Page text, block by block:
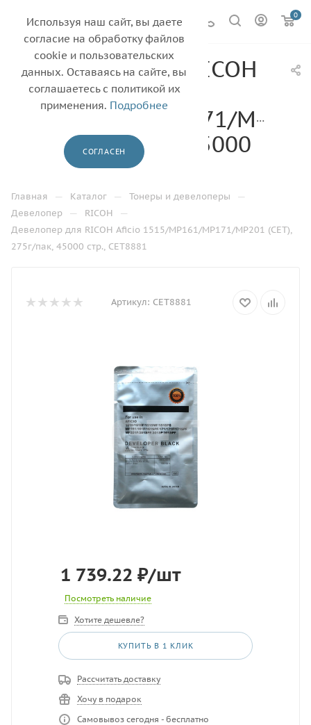
0
Девелопер для RICOH
Aficio
1515/MP161/MP171/MP201
(CET), 275г/пак, 45000
стр., CET8881
Главная — Каталог — Тонеры и девелоперы —
Девелопер — RICOH —
Девелопер для RICOH Aficio 1515/MP161/MP171/MP201 (CET),
275г/пак, 45000 стр., CET8881
Артикул: CET8881
1 739.22 ₽/шт
Посмотреть наличие
Хотите дешевле?
КУПИТЬ В 1 КЛИК
Рассчитать доставку
Хочу в подарок
Самовывоз сегодня - бесплатно
Используя наш сайт, вы даете
согласие на обработку файлов
cookie и пользовательских
данных. Оставаясь на сайте, вы
соглашаетесь с политикой их
применения. Подробнее
СОГЛАСЕН